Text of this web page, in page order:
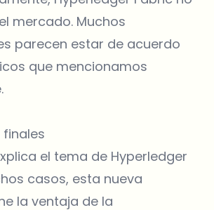
mercado. Muchos
parecen estar de acuerdo
que mencionamos
finales
el tema de Hyperledger
casos, esta nueva
la ventaja de la